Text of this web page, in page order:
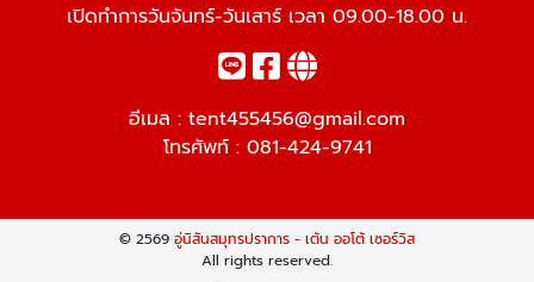
เปิดทำการวันจันทร์-วันเสาร์ เวลา 09.00-18.00 น.
อีเมล : tent455456@gmail.com
โทรศัพท์ : 081-424-9741
© 2569 อู่นิสันสมุทรปราการ - เต้น ออโต้ เซอร์วิส
All rights reserved.